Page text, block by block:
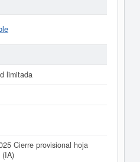
limitada
Cierre provisional hoja
(IA)